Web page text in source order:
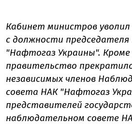
Кабинет министров уволил
с должности председателя
"Нафтогаз Украины".
правительство
независимых членов
совета НАК "Нафтогаз
представителей
наблюдательном совете